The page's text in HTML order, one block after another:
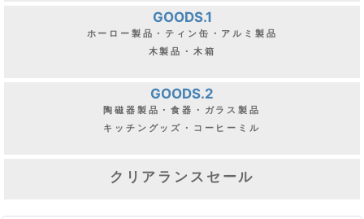
GOODS.1
ホーロー製品・ティン缶・アルミ製品
木製品・木箱
GOODS.2
陶磁器製品・食器・ガラス製品
キッチングッズ・コーヒーミル
クリアランスセール